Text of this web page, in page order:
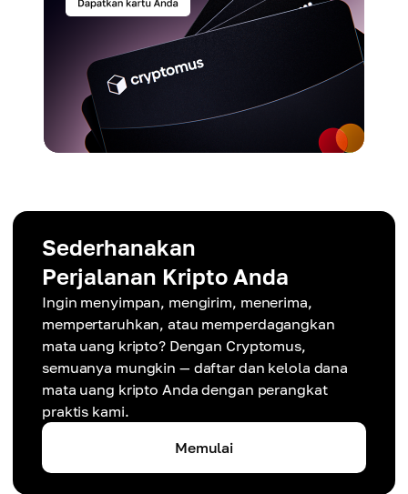
Sederhanakan
Perjalanan Kripto Anda
Ingin menyimpan, mengirim, menerima,
mempertaruhkan, atau memperdagangkan
mata uang kripto? Dengan Cryptomus,
semuanya mungkin — daftar dan kelola dana
mata uang kripto Anda dengan perangkat
praktis kami.
Memulai